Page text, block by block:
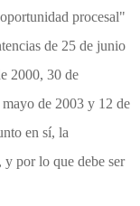
procesal"
de 25 de junio
2000, 30 de
de 2003 y 12 de
en sí, la
y por lo que debe ser